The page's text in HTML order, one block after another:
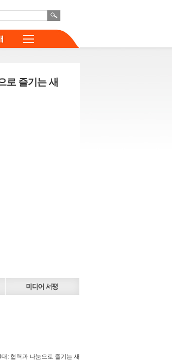
로 즐기는 새
: 협력과 나눔으로 즐기는 새